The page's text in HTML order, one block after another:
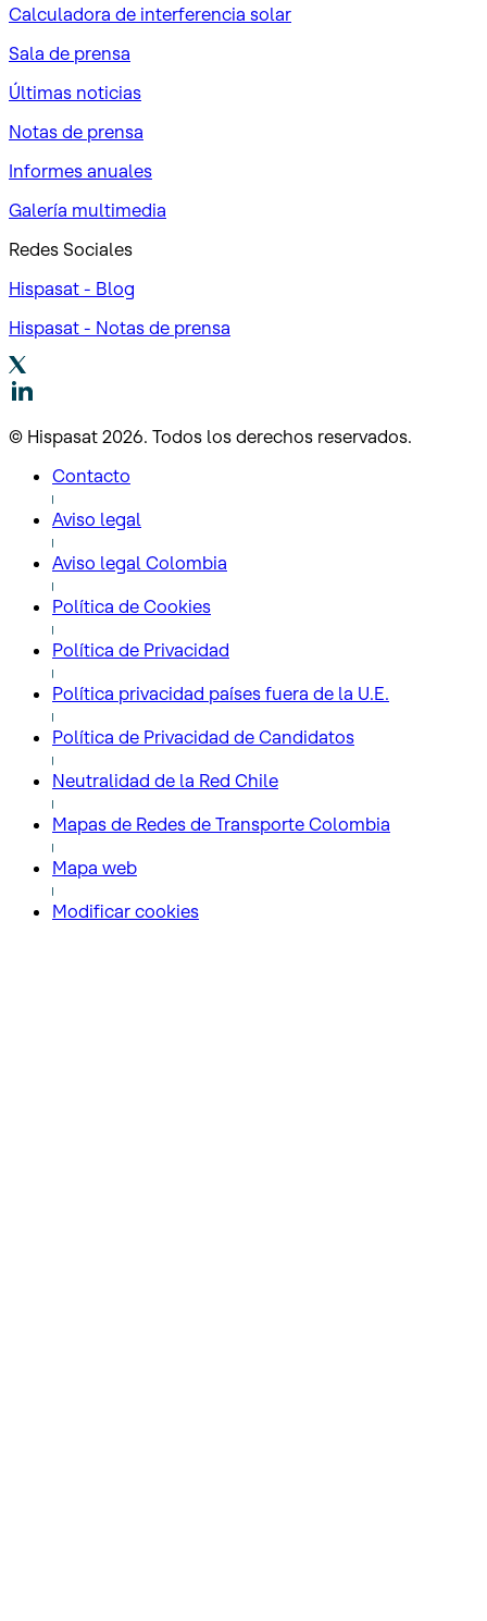
Calculadora de interferencia solar
Sala de prensa
Últimas noticias
Notas de prensa
Informes anuales
Galería multimedia
Redes Sociales
Hispasat - Blog
Hispasat - Notas de prensa
© Hispasat 2026. Todos los derechos reservados.
Contacto
Aviso legal
Aviso legal Colombia
Política de Cookies
Política de Privacidad
Política privacidad países fuera de la U.E.
Política de Privacidad de Candidatos
Neutralidad de la Red Chile
Mapas de Redes de Transporte Colombia
Mapa web
Modificar cookies